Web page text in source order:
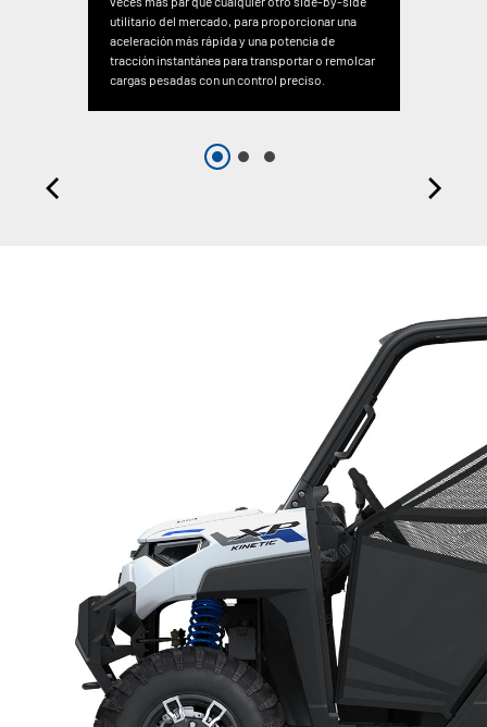
utilitario del mercado, para proporcionar una
aceleración más rápida y una potencia de
tracción instantánea para transportar o remolcar
cargas pesadas con un control preciso.